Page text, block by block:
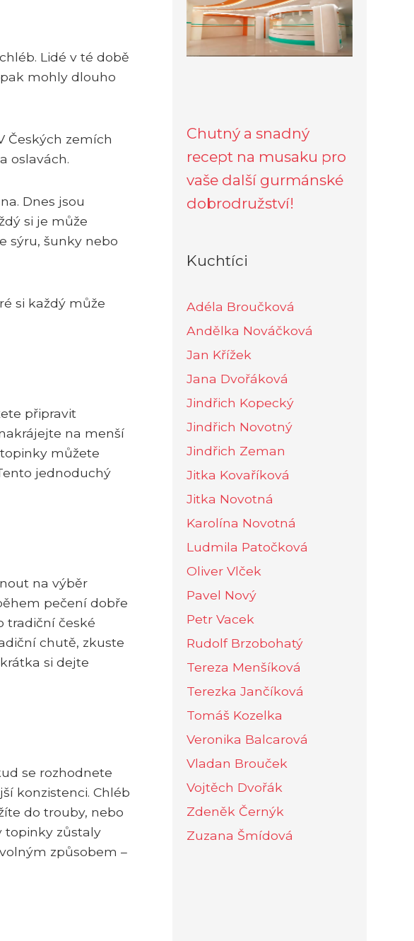
Lidé v té době
mohly dlouho
Českých zemích
oslavách.
Dnes jsou
si je může
sýru, šunky nebo
si každý může
připravit
na menší
můžete
jednoduchý
na výběr
pečení dobře
tradiční české
chutě, zkuste
si dejte
se rozhodnete
konzistenci. Chléb
do trouby, nebo
topinky zůstaly
způsobem –
Chutný a snadný
recept na musaku pro
vaše další gurmánské
dobrodružství!
Kuchtíci
Adéla Broučková
Andělka Nováčková
Jan Křížek
Jana Dvořáková
Jindřich Kopecký
Jindřich Novotný
Jindřich Zeman
Jitka Kovaříková
Jitka Novotná
Karolína Novotná
Ludmila Patočková
Oliver Vlček
Pavel Nový
Petr Vacek
Rudolf Brzobohatý
Tereza Menšíková
Terezka Jančíková
Tomáš Kozelka
Veronika Balcarová
Vladan Brouček
Vojtěch Dvořák
Zdeněk Černýk
Zuzana Šmídová